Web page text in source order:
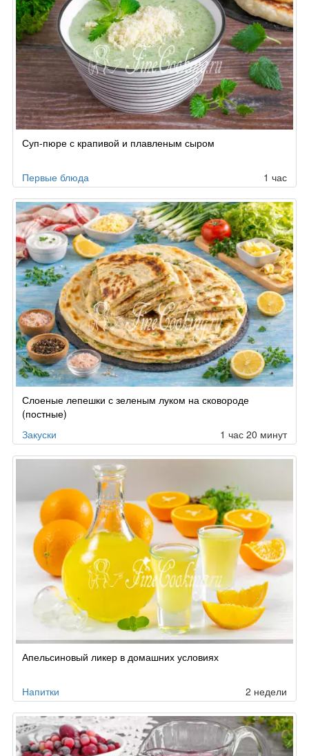
Суп-пюре с крапивой и плавленым сыром
Первые блюда 1 час
Слоеные лепешки с зеленым луком на сковороде
(постные)
Закуски
1 час 20 минут
Апельсиновый ликер в домашних условиях
Напитки 2 недели